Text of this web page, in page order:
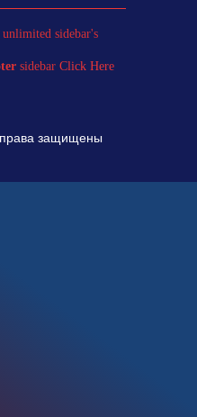
sidebar's
sidebar Click Here
защищены